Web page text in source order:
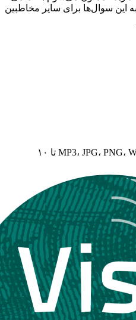
برای سایر مخاطبین
فرمت‌های MP3، JPG، PNG، WEBP، MP4، MKV تا ۱۰